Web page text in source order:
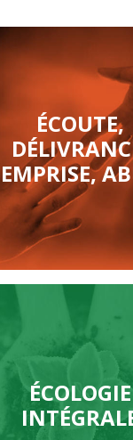
ÉCOUTE,
EMPRISE,
ÉCOLOGIE